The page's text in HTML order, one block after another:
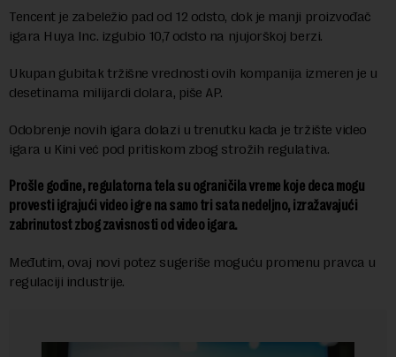
Tencent je zabeležio pad od 12 odsto, dok je manji proizvođač
igara Huya Inc. izgubio 10,7 odsto na njujorškoj berzi.
Ukupan gubitak tržišne vrednosti ovih kompanija izmeren je u
desetinama milijardi dolara, piše AP.
Odobrenje novih igara dolazi u trenutku kada je tržište video
igara u Kini već pod pritiskom zbog strožih regulativa.
Prošle godine, regulatorna tela su ograničila vreme koje deca mogu
provesti igrajući video igre na samo tri sata nedeljno, izražavajući
zabrinutost zbog zavisnosti od video igara.
Međutim, ovaj novi potez sugeriše moguću promenu pravca u
regulaciji industrije.